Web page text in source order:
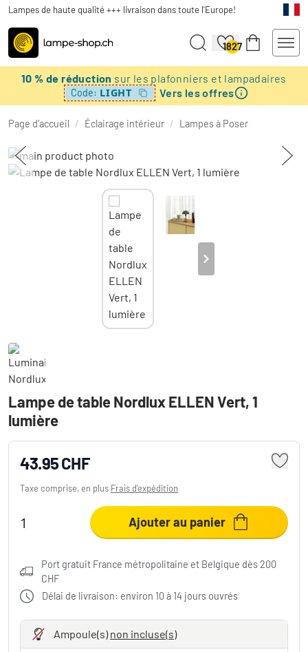
Lampes de haute qualité +++ livraison dans toute l'Europe!
1827
10 % de réduction sur les plafonniers et lampadaires
Code: LIGHT Vers les offres
Page d’accueil / Éclairage intérieur / Lampes à Poser
Lampe de table Nordlux ELLEN Vert, 1
lumière
43.95 CHF
Taxe comprise, en plus Frais d'expédition
Ajouter au panier
Port gratuit France métropolitaine et Belgique dès 200
CHF
Délai de livraison: environ 10 à 14 jours ouvrés
Ampoule(s)non incluse(s)